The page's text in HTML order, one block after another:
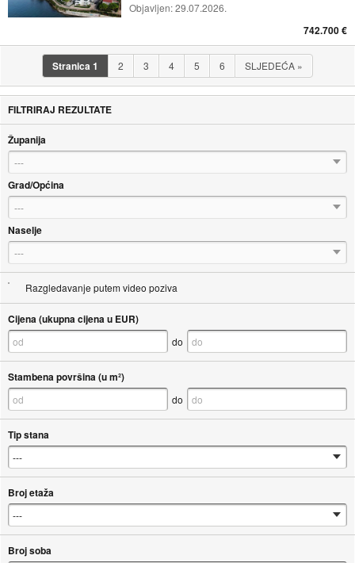
Objavljen:29.07.2026.
742.700 €
Stranica1 2 3 4 5 6 SLJEDEĆA »
FILTRIRAJ REZULTATE
Županija
---
Grad/Općina
---
Naselje
---
Razgledavanje putem video poziva
Cijena (ukupna cijena u EUR)
do
Stambena površina (u m²)
do
Tip stana
Broj etaža
Broj soba